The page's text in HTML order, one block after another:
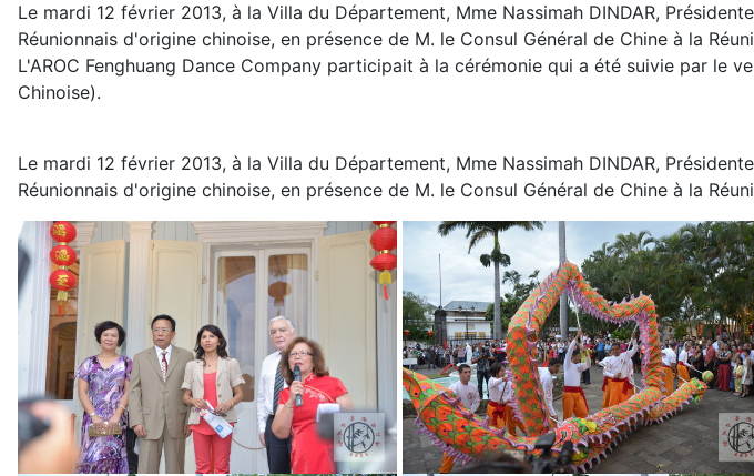
Le mardi 12 février 2013, à la Villa du Département, Mme Nassimah DINDAR,
Réunionnais d'origine chinoise, en présence de M. le Consul Général de Chine à la
L'AROC Fenghuang Dance Company participait à la cérémonie qui a été suivie par le
Chinoise).
Le mardi 12 février 2013, à la Villa du Département, Mme Nassimah DINDAR,
Réunionnais d'origine chinoise, en présence de M. le Consul Général de Chine à la